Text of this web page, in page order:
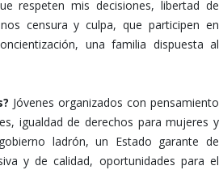
respeten mis decisiones, libertad de
censura y culpa, que participen en
una familia dispuesta al
Jóvenes organizados con pensamiento
igualdad de derechos para mujeres y
ladrón, un Estado garante de
y de calidad, oportunidades para el